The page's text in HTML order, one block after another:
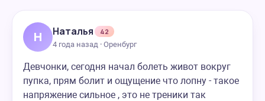
Н Наталья
42
4 года назад · Оренбург
Девчонки, сегодня начал болеть живот вокруг
пупка, прям болит и ощущение что лопну - такое
напряжение сильное , это не треники так